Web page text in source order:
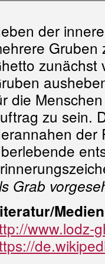
der
zunächst
die
zu sein.
der
Grab
Medien
www.lodz-